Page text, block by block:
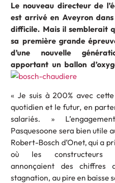
Le nouveau directeur de
est arrivé en Aveyron
difficile. Mais il semblerait
sa première grande
d’une nouvelle
apportant un ballon
« Je suis à 200% avec
quotidien et le futur, en
salariés. »
Pasquesoone sera bien utile
Robert-Bosch d’Onet, qui a
où les constructeurs
annonçaient des
stagnation, au pire en baisse